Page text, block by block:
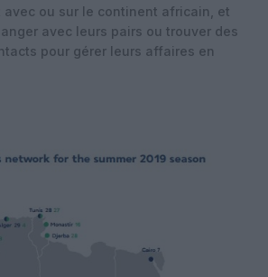
ou sur le continent africain, et
avec leurs pairs ou trouver des
pour gérer leurs affaires en